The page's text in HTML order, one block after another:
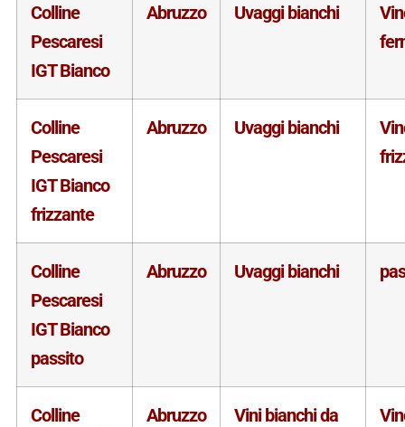
Colline
Pescaresi
IGT Bianco
Abruzzo Uvaggi bianchi
Colline
Pescaresi
IGT Bianco
frizzante
Abruzzo Uvaggi bianchi
Colline
Pescaresi
IGT Bianco
passito
Abruzzo Uvaggi bianchi
Colline
Abruzzo
Vini bianchi da